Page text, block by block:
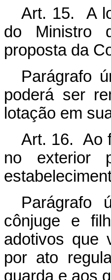
Art. 15. A
do Ministro
proposta da
Parágrafo
poderá ser
lotação em
Art. 16. Ao
no exterior
Parágrafo
cônjuge e
adotivos que
por ato
guarda e aos